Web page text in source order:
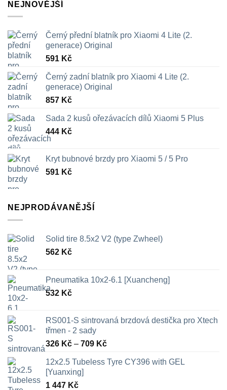
NEJNOVĚJŠÍ
Černý přední blatník pro Xiaomi 4 Lite (2.
generace) Original
591 Kč
Černý zadní blatník pro Xiaomi 4 Lite (2.
generace) Original
857 Kč
Sada 2 kusů ořezávacích dílů Xiaomi 5 Plus
444 Kč
Kryt bubnové brzdy pro Xiaomi 5 / 5 Pro
591 Kč
NEJPRODÁVANĚJŠÍ
Solid tire 8.5x2 V2 (type Zwheel)
562 Kč
Pneumatika 10x2-6.1 [Xuancheng]
532 Kč
RS001-S sintrovaná brzdová destička pro Xtech
třmen - 2 sady
326 Kč – 709 KčRozpětí
326 Kč
12x2.5 Tubeless Tyre CY396 with GEL
[Yuanxing]
1 447 Kč